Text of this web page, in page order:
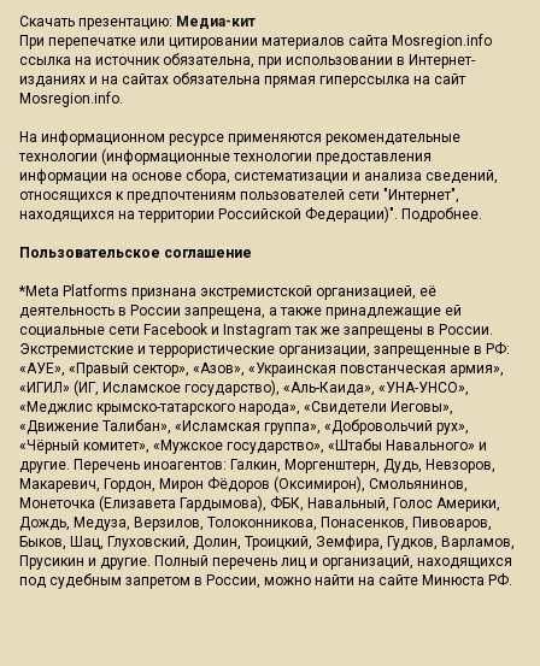
Скачать презентацию: Медиа-кит
При перепечатке или цитировании материалов сайта Mosregion.info
ссылка на источник обязательна, при использовании в Интернет-
изданиях и на сайтах обязательна прямая гиперссылка на сайт
Mosregion.info.
На информационном ресурсе применяются рекомендательные
технологии (информационные технологии предоставления
информации на основе сбора, систематизации и анализа сведений,
относящихся к предпочтениям пользователей сети "Интернет",
находящихся на территории Российской Федерации)". Подробнее.
Пользовательское соглашение
*Meta Platforms признана экстремистской организацией, её
деятельность в России запрещена, а также принадлежащие ей
социальные сети Facebook и Instagram так же запрещены в России.
Экстремистские и террористические организации, запрещенные в РФ:
«АУЕ», «Правый сектор», «Азов», «Украинская повстанческая армия»,
«ИГИЛ» (ИГ, Исламское государство), «Аль-Каида», «УНА-УНСО»,
«Меджлис крымско-татарского народа», «Свидетели Иеговы»,
«Движение Талибан», «Исламская группа», «Добровольчий рух»,
«Чёрный комитет», «Мужское государство», «Штабы Навального» и
другие. Перечень иноагентов: Галкин, Моргенштерн, Дудь, Невзоров,
Макаревич, Гордон, Мирон Фёдоров (Оксимирон), Смольянинов,
Монеточка (Елизавета Гардымова), ФБК, Навальный, Голос Америки,
Дождь, Медуза, Верзилов, Толоконникова, Понасенков, Пивоваров,
Быков, Шац, Глуховский, Долин, Троицкий, Земфира, Гудков, Варламов,
Прусикин и другие. Полный перечень лиц и организаций, находящихся
под судебным запретом в России, можно найти на сайте Минюста РФ.